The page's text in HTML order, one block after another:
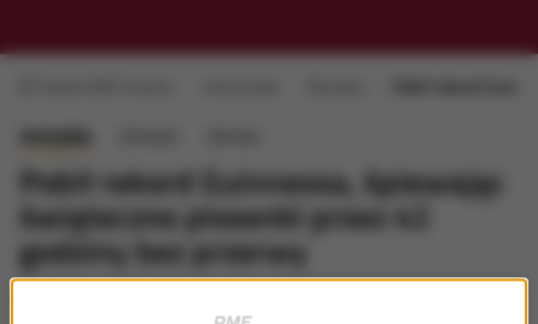
muzyka
Pobił rekord Guinnessa, śpiewając
świąteczne piosenki przez 42
godziny bez przerwy